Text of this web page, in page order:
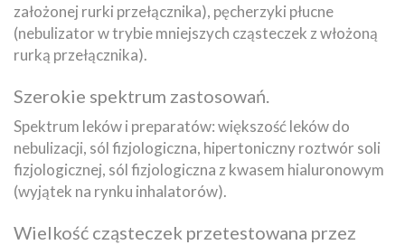
założonej rurki przełącznika), pęcherzyki płucne
(nebulizator w trybie mniejszych cząsteczek z włożoną
rurką przełącznika).
Szerokie spektrum zastosowań.
Spektrum leków i preparatów: większość leków do
nebulizacji, sól fizjologiczna, hipertoniczny roztwór soli
fizjologicznej, sól fizjologiczna z kwasem hialuronowym
(wyjątek na rynku inhalatorów).
Wielkość cząsteczek przetestowana przez